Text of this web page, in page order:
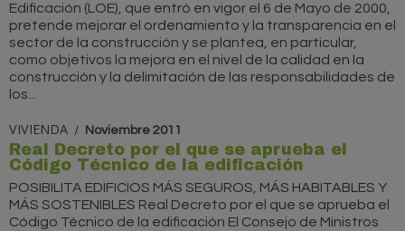
Edificación (LOE), que entró en vigor el 6 de Mayo de 2000,
pretende mejorar el ordenamiento y la transparencia en el
sector de la construcción y se plantea, en particular,
como objetivos la mejora en el nivel de la calidad en la
construcción y la delimitación de las responsabilidades de
los...
VIVIENDA Noviembre 2011
Real Decreto por el que se aprueba el
Código Técnico de la edificación
POSIBILITA EDIFICIOS MÁS SEGUROS, MÁS HABITABLES Y
MÁS SOSTENIBLES Real Decreto por el que se aprueba el
Código Técnico de la edificación El Consejo de Ministros